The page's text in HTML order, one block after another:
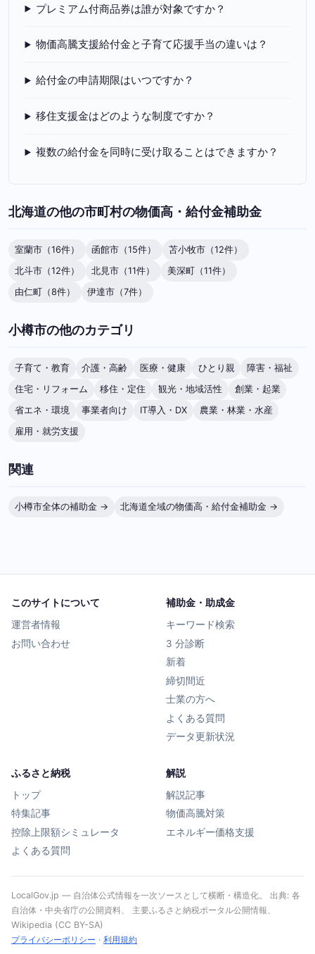
プレミアム付商品券は誰が対象ですか？
物価高騰支援給付金と子育て応援手当の違いは？
給付金の申請期限はいつですか？
移住支援金はどのような制度ですか？
複数の給付金を同時に受け取ることはできますか？
北海道の他の市町村の物価高・給付金補助金
室蘭市（16件） 函館市（15件）
苫小牧市（12件）
北斗市（12件）
北見市（11件）
美深町（11件）
由仁町（8件）
伊達市（7件）
小樽市の他のカテゴリ
子育て・教育 介護・高齢 医療・健康 ひとり親
障害・福祉
住宅・リフォーム
移住・定住 観光・地域活性
創業・起業
省エネ・環境
事業者向け IT導入・DX
農業・林業・水産
雇用・就労支援
関連
小樽市全体の補助金 → 北海道全域の物価高・給付金補助金 →
このサイトについて
運営者情報
お問い合わせ
補助金・助成金
キーワード検索
3 分診断
新着
締切間近
士業の方へ
よくある質問
データ更新状況
ふるさと納税
トップ
特集記事
控除上限額シミュレータ
よくある質問
解説
解説記事
物価高騰対策
エネルギー価格支援
LocalGov.jp — 自治体公式情報を一次ソースとして横断・構造化。 出典: 各
自治体・中央省庁の公開資料、 主要ふるさと納税ポータル公開情報、
Wikipedia (CC BY-SA)
プライバシーポリシー · 利用規約